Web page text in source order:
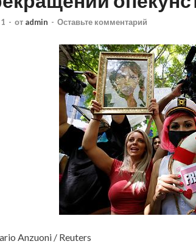
- от admin - Оставьте комментарий
Anzuoni / Reuters